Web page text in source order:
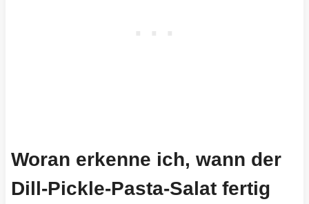
Woran erkenne ich, wann der
Dill-Pickle-Pasta-Salat fertig